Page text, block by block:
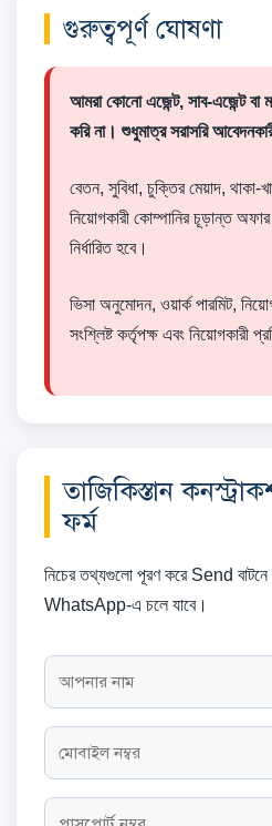
গুরুত্বপূর্ণ ঘোষণা
আমরা কোনো এজেন্ট, সাব-এজেন্ট বা
করি না। শুধুমাত্র সরাসরি
বেতন, সুবিধা, চুক্তির মেয়াদ, থাকা-
নিয়োগকারী কোম্পানির চূড়ান্ত
নির্ধারিত হবে।
ভিসা অনুমোদন, ওয়ার্ক পারমিট,
সংশ্লিষ্ট কর্তৃপক্ষ এবং নিয়োগকারী
তাজিকিস্তান
ফর্ম
নিচের তথ্যগুলো পূরণ করে Send
WhatsApp-এ চলে যাবে।